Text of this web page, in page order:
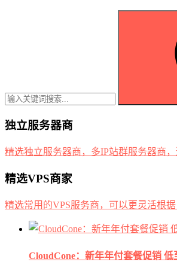
独立服务器商
精选独立服务器商，多IP站群服务器商
精选VPS商家
精选常用的VPS服务商，可以更灵活根
CloudCone：新年年付套餐促销 低